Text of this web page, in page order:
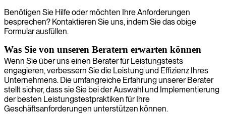
Benötigen Sie Hilfe oder möchten Ihre Anforderungen
besprechen? Kontaktieren Sie uns, indem Sie das obige
Formular ausfüllen.
Was Sie von unseren Beratern erwarten können
Wenn Sie über uns einen Berater für Leistungstests
engagieren, verbessern Sie die Leistung und Effizienz Ihres
Unternehmens. Die umfangreiche Erfahrung unserer Berater
stellt sicher, dass sie Sie bei der Auswahl und Implementierung
der besten Leistungstestpraktiken für Ihre
Geschäftsanforderungen unterstützen können.